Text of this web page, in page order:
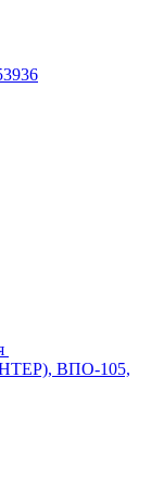
ВПО-105,